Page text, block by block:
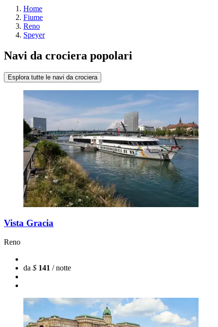
Home
Fiume
Reno
Speyer
Navi da crociera popolari
Esplora tutte le navi da crociera
Vista Gracia
Reno
da $ 141 / notte